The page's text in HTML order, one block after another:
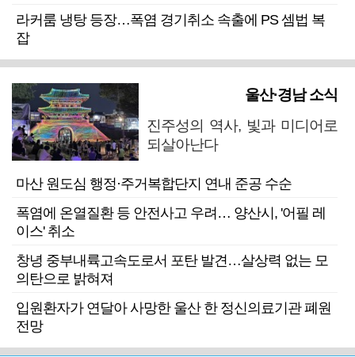
라커룸 냉탕 등장…폭염 경기취소 속출에 PS 셈법 복
잡
울산·경남 소식
진주성의 역사, 빛과 미디어로
되살아난다
마산 원도심 행정·주거복합단지 연내 준공 수순
폭염에 온열질환 등 안전사고 우려… 양산시, '어필 레
이스' 취소
창녕 중부내륙고속도로서 포탄 발견…살상력 없는 모
의탄으로 밝혀져
입원환자가 연달아 사망한 울산 한 정신의료기관 폐원
전망